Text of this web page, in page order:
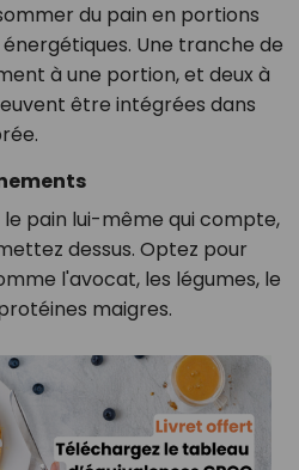
du pain en portions
Une tranche de
à une portion, et deux à
être intégrées dans
pain lui-même qui compte,
dessus. Optez pour
l'avocat, les légumes, le
maigres.